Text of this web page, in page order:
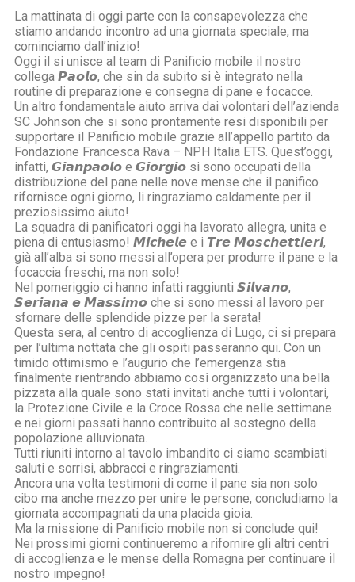
La mattinata di oggi parte con la consapevolezza che
stiamo andando incontro ad una giornata speciale, ma
cominciamo dall’inizio!
Oggi il si unisce al team di Panificio mobile il nostro
collega 𝙋𝙖𝙤𝙡𝙤, che sin da subito si è integrato nella
routine di preparazione e consegna di pane e focacce.
Un altro fondamentale aiuto arriva dai volontari dell’azienda
SC Johnson che si sono prontamente resi disponibili per
supportare il Panificio mobile grazie all’appello partito da
Fondazione Francesca Rava – NPH Italia ETS. Quest’oggi,
infatti, 𝙂𝙞𝙖𝙣𝙥𝙖𝙤𝙡𝙤 e 𝙂𝙞𝙤𝙧𝙜𝙞𝙤 si sono occupati della
distribuzione del pane nelle nove mense che il panifico
rifornisce ogni giorno, li ringraziamo caldamente per il
preziosissimo aiuto!
La squadra di panificatori oggi ha lavorato allegra, unita e
piena di entusiasmo! 𝙈𝙞𝙘𝙝𝙚𝙡𝙚 e i 𝙏𝙧𝙚 𝙈𝙤𝙨𝙘𝙝𝙚𝙩𝙩𝙞𝙚𝙧𝙞,
già all’alba si sono messi all’opera per produrre il pane e la
focaccia freschi, ma non solo!
Nel pomeriggio ci hanno infatti raggiunti 𝙎𝙞𝙡𝙫𝙖𝙣𝙤,
𝙎𝙚𝙧𝙞𝙖𝙣𝙖 𝙚 𝙈𝙖𝙨𝙨𝙞𝙢𝙤 che si sono messi al lavoro per
sfornare delle splendide pizze per la serata!
Questa sera, al centro di accoglienza di Lugo, ci si prepara
per l’ultima nottata che gli ospiti passeranno qui. Con un
timido ottimismo e l’augurio che l’emergenza stia
finalmente rientrando abbiamo così organizzato una bella
pizzata alla quale sono stati invitati anche tutti i volontari,
la Protezione Civile e la Croce Rossa che nelle settimane
e nei giorni passati hanno contribuito al sostegno della
popolazione alluvionata.
Tutti riuniti intorno al tavolo imbandito ci siamo scambiati
saluti e sorrisi, abbracci e ringraziamenti.
Ancora una volta testimoni di come il pane sia non solo
cibo ma anche mezzo per unire le persone, concludiamo la
giornata accompagnati da una placida gioia.
Ma la missione di Panificio mobile non si conclude qui!
Nei prossimi giorni continueremo a rifornire gli altri centri
di accoglienza e le mense della Romagna per continuare il
nostro impegno!